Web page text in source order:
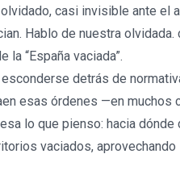
casi invisible ante
Hablo de nuestra
la “España vaciada”.
detrás de
esas órdenes —en muchos
lo que pienso: hacia
vaciados, aprovechando